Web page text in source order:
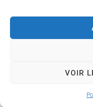
VOIR
2025 © -